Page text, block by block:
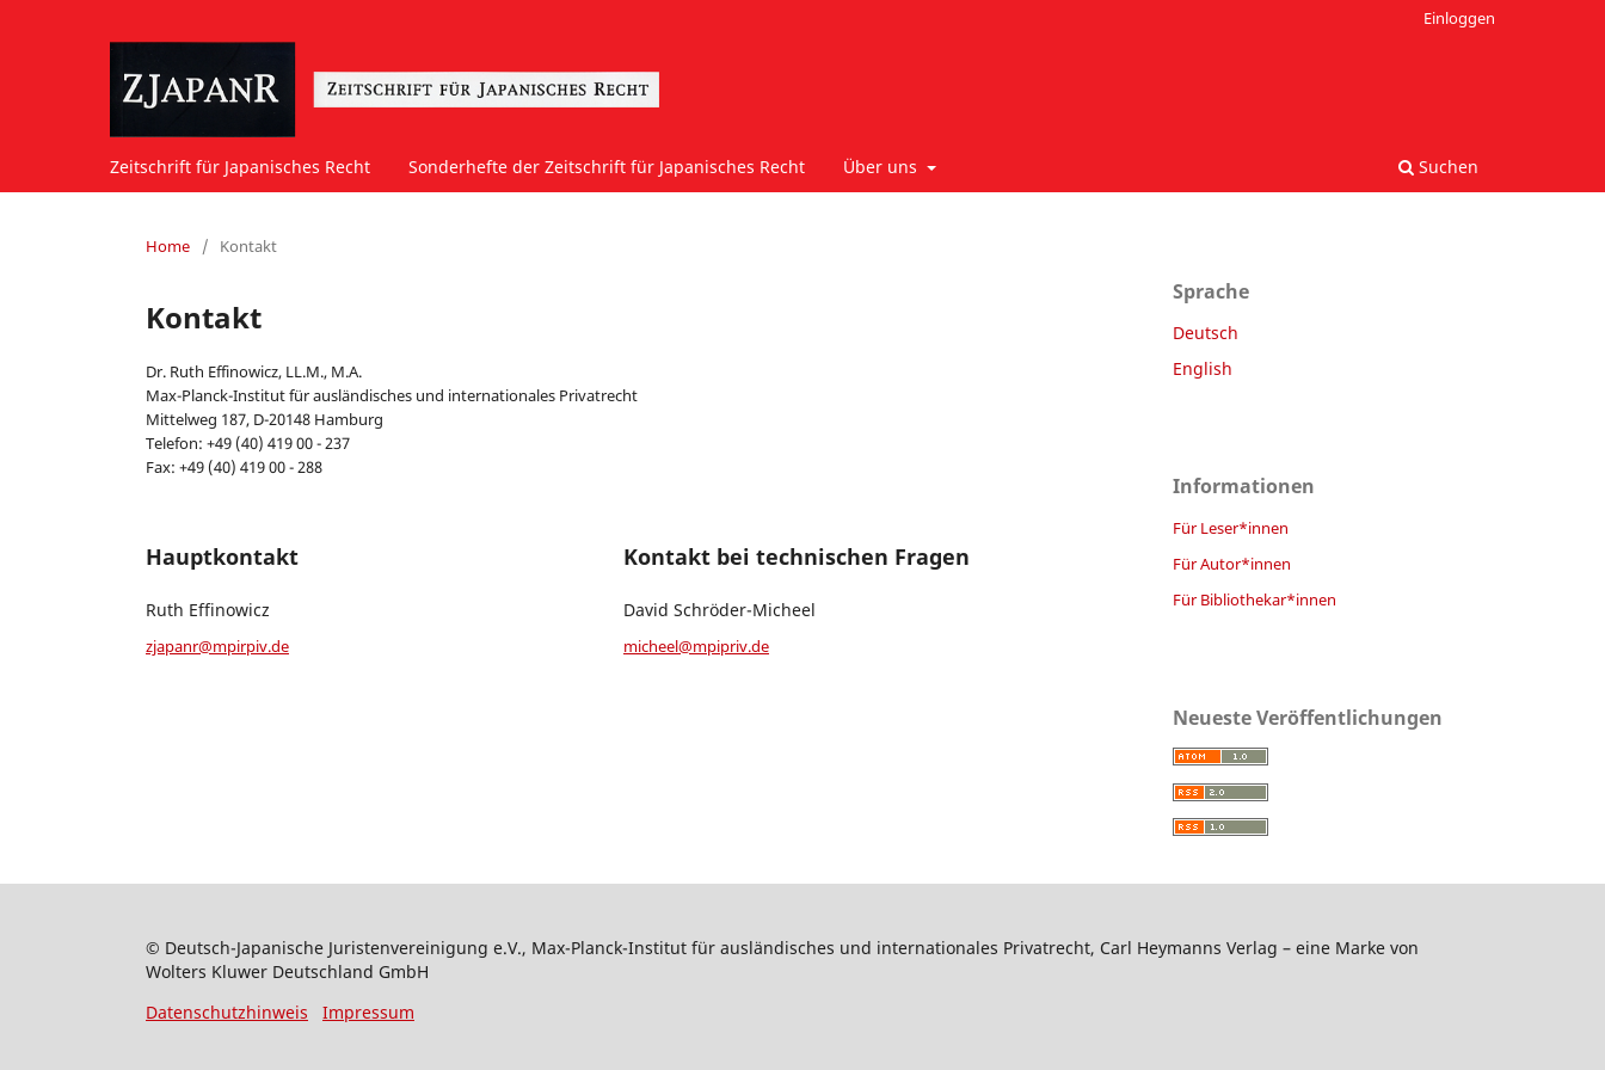
Zeitschrift für Japanisches Recht Sonderhefte der Zeitschrift für Japanisches Recht Über uns Suchen
Einloggen
Home / Kontakt
Kontakt
Dr. Ruth Effinowicz, LL.M., M.A.
Max-Planck-Institut für ausländisches und internationales Privatrecht
Mittelweg 187, D-20148 Hamburg
Telefon: +49 (40) 419 00 - 237
Fax: +49 (40) 419 00 - 288
Hauptkontakt
Ruth Effinowicz
zjapanr@mpirpiv.de
Kontakt bei technischen Fragen
David Schröder-Micheel
micheel@mpipriv.de
Sprache
Deutsch
English
Informationen
Für Leser*innen
Für Autor*innen
Für Bibliothekar*innen
Neueste Veröffentlichungen
© Deutsch-Japanische Juristenvereinigung e.V., Max-Planck-Institut für ausländisches und internationales Privatrecht, Carl Heymanns Verlag – eine Marke von
Wolters Kluwer Deutschland GmbH
Datenschutzhinweis
Impressum